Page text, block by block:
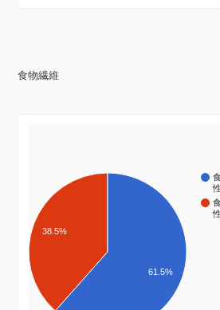
食物繊維
性
性
38.5%
61.5%